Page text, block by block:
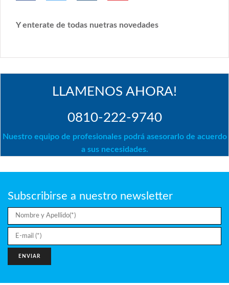
Y enterate de todas nuetras novedades
LLAMENOS AHORA!
0810-222-9740
Nuestro equipo de profesionales podrá asesorarlo de acuerdo
a sus necesidades.
Subscribirse a nuestro newsletter